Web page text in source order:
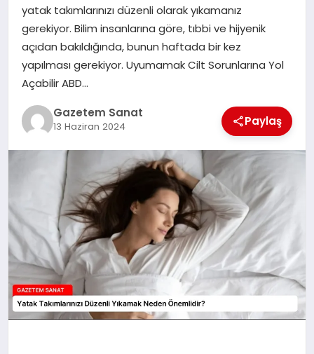
SAĞLIK
DÜNYA
EĞITIM
yatak takımlarınızı düzenli olarak yıkamanız
gerekiyor. Bilim insanlarına göre, tıbbi ve hijyenik
açıdan bakıldığında, bunun haftada bir kez
yapılması gerekiyor. Uyumamak Cilt Sorunlarına Yol
Açabilir ABD…
Gazetem Sanat
13 Haziran 2024 Paylaş